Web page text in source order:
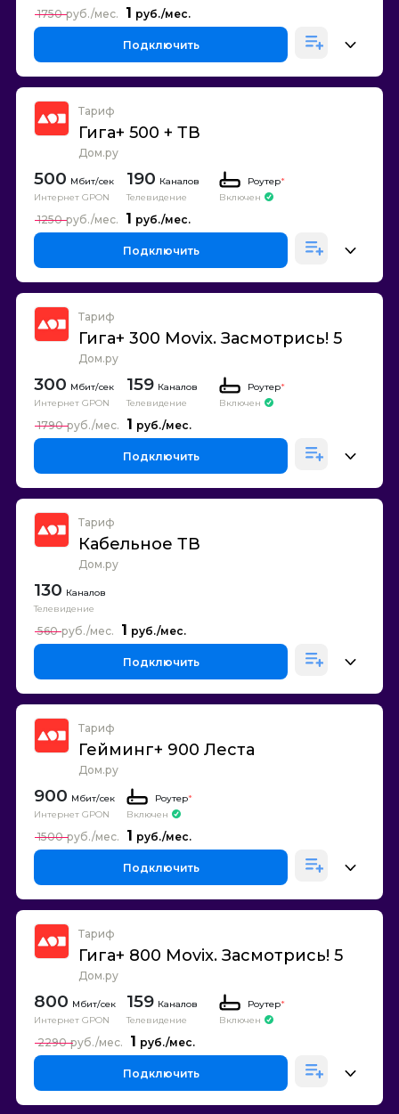
1
1750
Подключить
Тариф
Гига+ 500 + ТВ
Дом.ру
500
Интернет GPON
190 Каналов
Телевидение
Роутер*
Включен
1
1250
Подключить
Тариф
Гига+ 300 Movix. Засмотрись! 5
Дом.ру
300
Интернет GPON
159 Каналов
Телевидение
Роутер*
Включен
1
1790
Подключить
Тариф
Кабельное ТВ
Дом.ру
130 Каналов
Телевидение
1
560
Подключить
Тариф
Гейминг+ 900 Леста
Дом.ру
900
Интернет GPON
Роутер*
Включен
1
1500
Подключить
Тариф
Гига+ 800 Movix. Засмотрись! 5
Дом.ру
800
Интернет GPON
159 Каналов
Телевидение
Роутер*
Включен
1
2290
Подключить